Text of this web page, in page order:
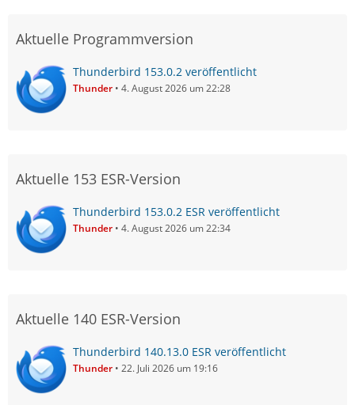
Aktuelle Programmversion
Thunderbird 153.0.2 veröffentlicht
Thunder 4. August 2026 um 22:28
Aktuelle 153 ESR-Version
Thunderbird 153.0.2 ESR veröffentlicht
Thunder 4. August 2026 um 22:34
Aktuelle 140 ESR-Version
Thunderbird 140.13.0 ESR veröffentlicht
Thunder 22. Juli 2026 um 19:16